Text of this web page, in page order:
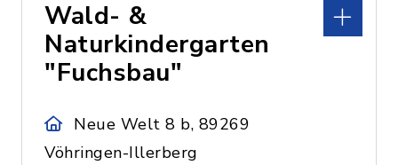
Wald- &
Naturkindergarten
"Fuchsbau"
Neue Welt 8 b, 89269
Vöhringen-Illerberg